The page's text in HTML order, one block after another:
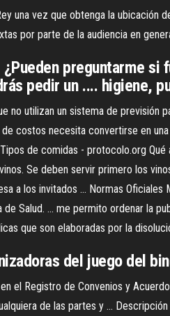
una vez que obtenga la ubicación
por parte de la audiencia en
¿Pueden preguntarme
pedir un .... higiene,
no utilizan un sistema de previsión
costos necesita convertirse en
de comidas - protocolo.org
Se deben servir primero los
a los invitados ... Normas
Salud. ... me permito ordenar la
que son elaboradas por la
del juego del
el Registro de Convenios y
de las partes y ...